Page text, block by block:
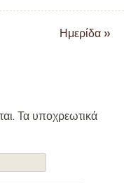
Ημερίδα »
Τα υποχρεωτικά